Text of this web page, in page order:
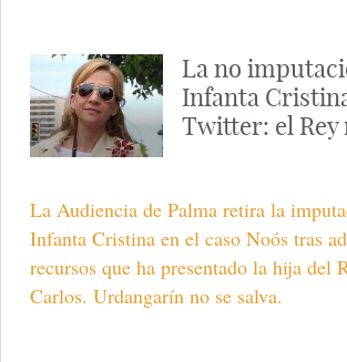
La no
Infanta
Twitter: el Rey
La Audiencia de Palma retira la
Infanta Cristina en el caso Noós tras
recursos que ha presentado la hija del
Carlos. Urdangarín no se salva.